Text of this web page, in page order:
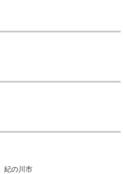
紀の川市